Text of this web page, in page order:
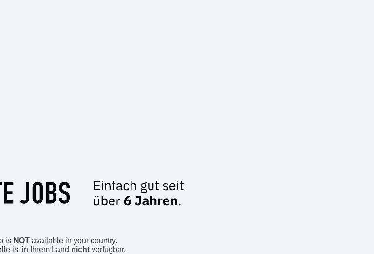
is NOT available in your country.
ist in Ihrem Land nichtverfügbar.